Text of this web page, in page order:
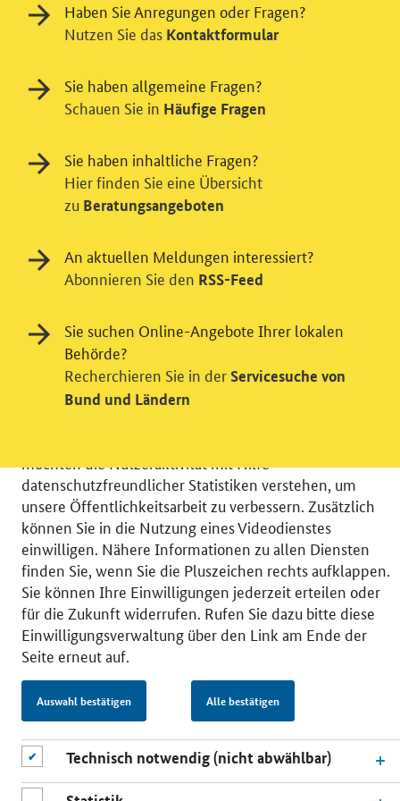
© 2026 Bundesministerium für Wirtschaft und Energie
RSS
Benutzerhinweise
Inhaltsverzeichnis
Impressum
Barrierefreiheit
Datenschutz
Einwilligungsverwaltung
Einwilligung in Tracking und / oder
Videodienst
möchten die Nutzeraktivität mit Hilfe
datenschutzfreundlicher Statistiken verstehen, um
unsere Öffentlichkeitsarbeit zu verbessern. Zusätzlich
können Sie in die Nutzung eines Videodienstes
einwilligen. Nähere Informationen zu allen Diensten
finden Sie, wenn Sie die Pluszeichen rechts aufklappen.
Sie können Ihre Einwilligungen jederzeit erteilen oder
für die Zukunft widerrufen. Rufen Sie dazu bitte diese
Einwilligungsverwaltung über den Link am Ende der
Seite erneut auf.
Auswahl bestätigen Alle bestätigen
Technisch notwendig (nicht abwählbar)
Haben Sie Anregungen oder Fragen?
Nutzen Sie das Kontaktformular
Sie haben allgemeine Fragen?
Schauen Sie in Häufige Fragen
Sie haben inhaltliche Fragen?
Hier finden Sie eine Übersicht
zu Beratungsangeboten
An aktuellen Meldungen interessiert?
Abonnieren Sie den RSS-Feed
Sie suchen Online-Angebote Ihrer lokalen
Behörde?
Recherchieren Sie in der Servicesuche von
Bund und Ländern